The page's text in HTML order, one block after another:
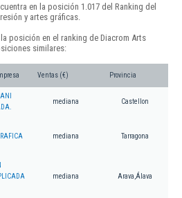
en la posición 1.017 del Ranking del
y artes gráficas.
posición en el ranking de Diacrom Arts
similares:
Ventas (€) Provincia
mediana Castellon
mediana Tarragona
mediana Arava,Álava